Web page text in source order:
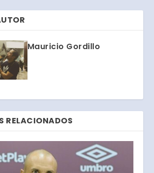
Mauricio Gordillo
RELACIONADOS